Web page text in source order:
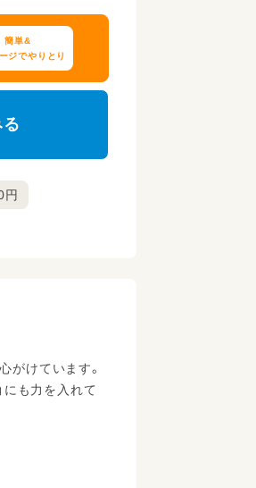
簡単&
ジでやりとり
円
がけています。
にも力を入れて